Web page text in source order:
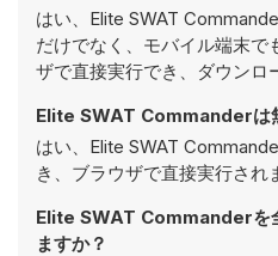
はい、Elite SWAT
だけでなく、モバイル端末で
ザで直接実行でき、ダウンロ
Elite SWAT Commanderは
はい、Elite SWAT
き、ブラウザで直接実行され
Elite SWAT Commanderを
ますか？